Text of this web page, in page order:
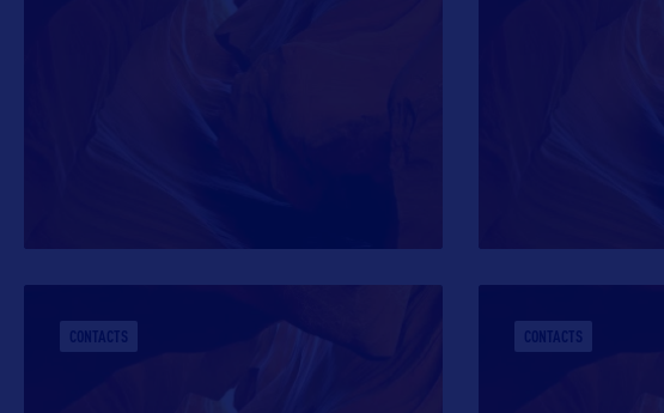
CONTACTS CONTACTS